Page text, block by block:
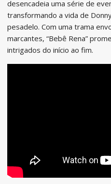
desencadeia uma série de
transformando a vida de
pesadelo. Com uma trama
marcantes, “Bebê Rena”
intrigados do início ao fim.